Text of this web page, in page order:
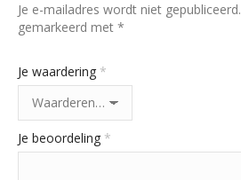
Je e-mailadres wordt niet gepubliceerd.
gemarkeerd met *
Je waardering *
Je beoordeling *